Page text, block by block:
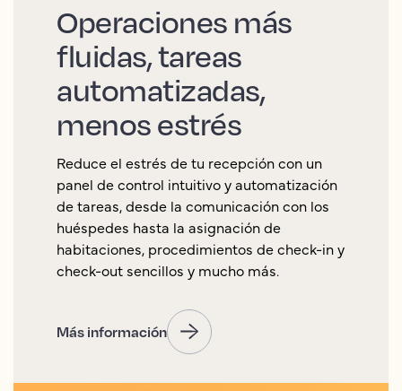
Operaciones más
fluidas, tareas
automatizadas,
menos estrés
Reduce el estrés de tu recepción con un
panel de control intuitivo y automatización
de tareas, desde la comunicación con los
huéspedes hasta la asignación de
habitaciones, procedimientos de check-in y
check-out sencillos y mucho más.
Más información